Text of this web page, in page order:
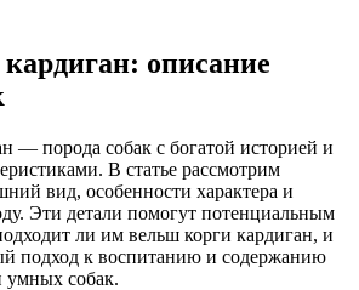
описание
— порода собак с богатой историей и
В статье рассмотрим
вид, особенности характера и
Эти детали помогут потенциальным
ли им вельш корги кардиган, и
подход к воспитанию и содержанию
собак.